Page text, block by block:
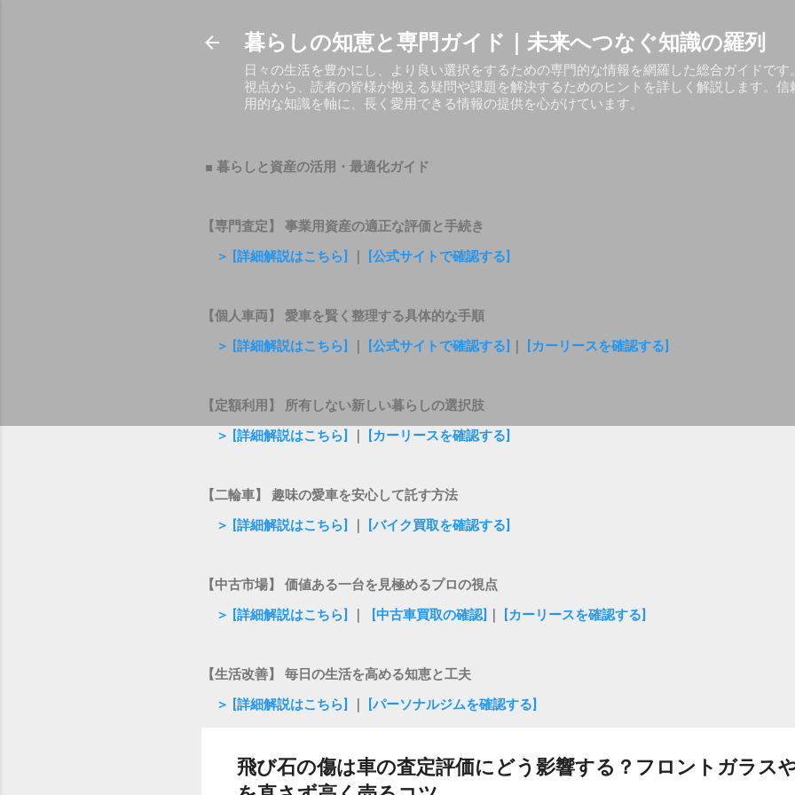
暮らしの知恵と専門ガイド｜未来へつなぐ知識の羅列
日々の生活を豊かにし、より良い選択をするための専門的な情報を網羅した総合ガイドです
視点から、読者の皆様が抱える疑問や課題を解決するためのヒントを詳しく解説します。信
用的な知識を軸に、長く愛用できる情報の提供を心がけています。
■ 暮らしと資産の活用・最適化ガイド
【専門査定】 事業用資産の適正な評価と手続き
＞ [詳細解説はこちら]
[公式サイトで確認する]
【個人車両】 愛車を賢く整理する具体的な手順
＞ [詳細解説はこちら]
[公式サイトで確認する] [カーリースを確認する]
【定額利用】 所有しない新しい暮らしの選択肢
＞ [詳細解説はこちら]
[カーリースを確認する]
【二輪車】 趣味の愛車を安心して託す方法
＞ [詳細解説はこちら]
[バイク買取を確認する]
【中古市場】 価値ある一台を見極めるプロの視点
＞ [詳細解説はこちら]
[中古車買取の確認] [カーリースを確認する]
【生活改善】 毎日の生活を高める知恵と工夫
＞ [詳細解説はこちら]
[パーソナルジムを確認する]
飛び石の傷は車の査定評価にどう影響する？フロントガラス